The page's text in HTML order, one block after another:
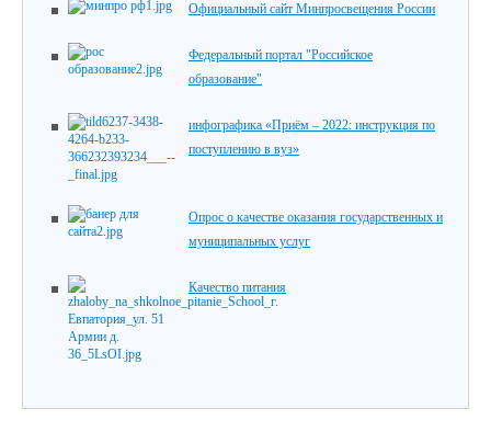
Официальный сайт Минпросвещения России
Федеральный портал "Российское
образование"
инфографика «Приём – 2022: инструкция по
поступлению в вуз»
Опрос о качестве оказания государственных и
муниципальных услуг
Качество питания